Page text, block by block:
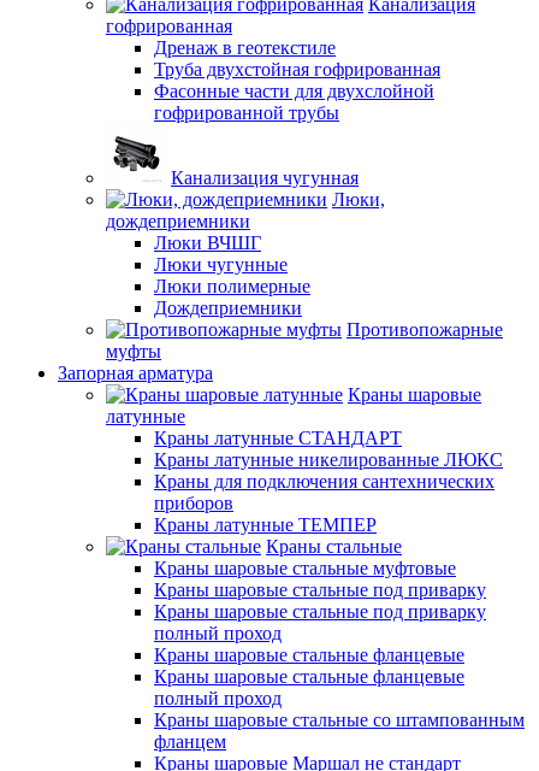
гофрированная
Дренаж в геотекстиле
Труба двухстойная гофрированная
Фасонные части для двухслойной
гофрированной трубы
Канализация чугунная
Люки,
дождеприемники
Люки ВЧШГ
Люки чугунные
Люки полимерные
Дождеприемники
Противопожарные
муфты
Запорная арматура
Краны шаровые
латунные
Краны латунные СТАНДАРТ
Краны латунные никелированные ЛЮКС
Краны для подключения сантехнических
приборов
Краны латунные ТЕМПЕР
Краны стальные
Краны шаровые стальные муфтовые
Краны шаровые стальные под приварку
Краны шаровые стальные под приварку
полный проход
Краны шаровые стальные фланцевые
Краны шаровые стальные фланцевые
полный проход
Краны шаровые стальные со штампованным
фланцем
Краны шаровые Маршал не стандарт